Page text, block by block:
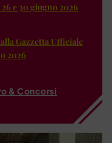
e 30 giugno 2026
Gazzetta Ufficiale
2026
& Concorsi